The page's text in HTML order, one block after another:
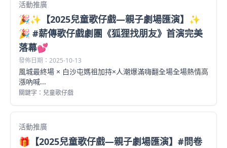
活動推廣
🎉✨【2025兒童歌仔戲—親子劇場匯演】✨
🎉 #薪傳歌仔戲劇團《狐狸找朋友》首演完美
落幕💕
發佈日期：2025-10-13
風城最終場 × 白沙屯媽祖加持×人潮爆滿嗨翻全場全場熱情高
漲吶喊...
關鍵字：兒童歌仔戲
活動推廣
🎁【2025兒童歌仔戲—親子劇場匯演】#問卷